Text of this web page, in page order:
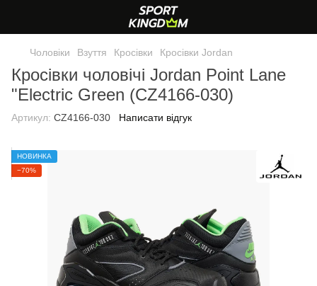
Чоловіки Взуття Кросівки Кросівки Jordan
Кросівки чоловічі Jordan Point Lane
"Electric Green (CZ4166-030)
Артикул: CZ4166-030 Написати відгук
НОВИНКА
−70%